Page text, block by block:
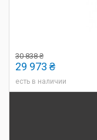
30 838 ₴
29 973 ₴
есть в наличии